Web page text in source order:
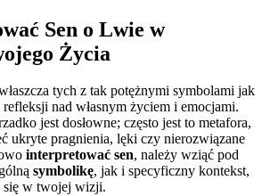
Sen o Lwie w
Życia
tych z tak potężnymi symbolami jak
nad własnym życiem i emocjami.
jest dosłowne; często jest to metafora,
ukryte pragnienia, lęki czy nierozwiązane
interpretować sen, należy wziąć pod
symbolikę, jak i specyficzny kontekst,
się w twojej wizji.